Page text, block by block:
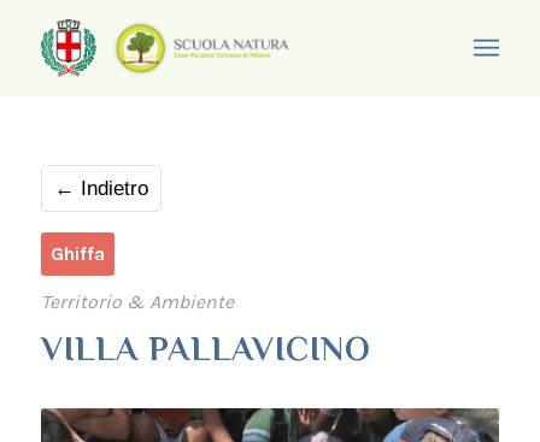
← Indietro
Ghiffa
Territorio & Ambiente
VILLA PALLAVICINO